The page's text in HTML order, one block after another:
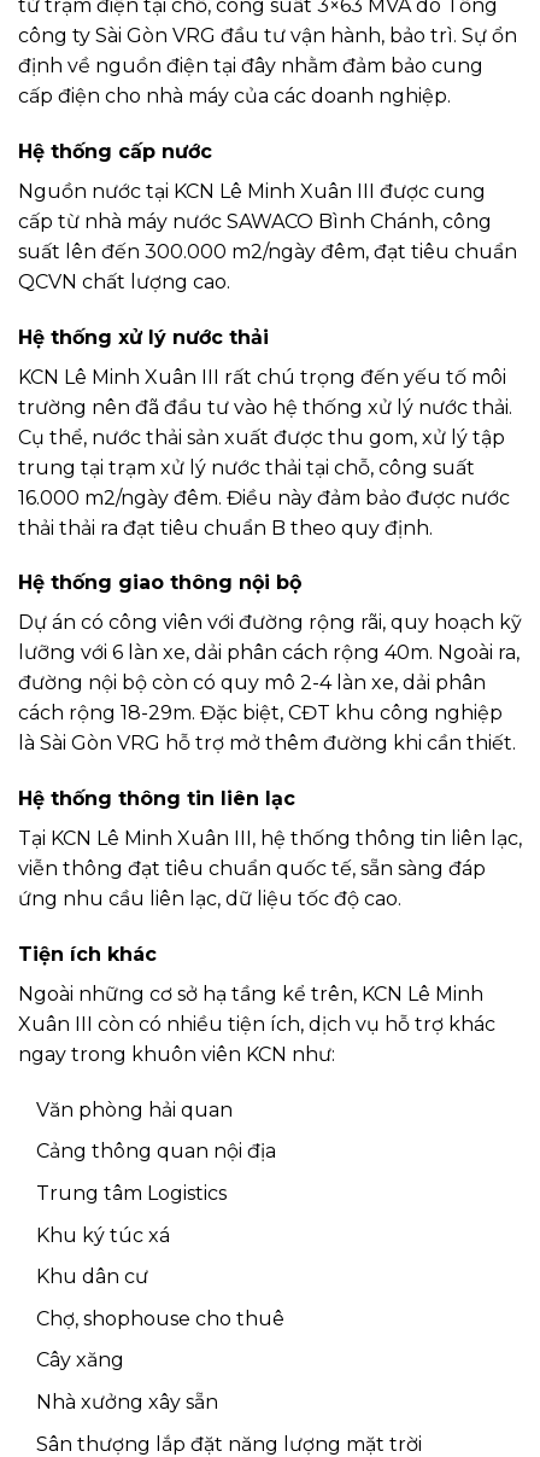
từ trạm điện tại chỗ, công suất 3×63 MVA do Tổng
công ty Sài Gòn VRG đầu tư vận hành, bảo trì. Sự ổn
định về nguồn điện tại đây nhằm đảm bảo cung
cấp điện cho nhà máy của các doanh nghiệp.
Hệ thống cấp nước
Nguồn nước tại KCN Lê Minh Xuân III được cung
cấp từ nhà máy nước SAWACO Bình Chánh, công
suất lên đến 300.000 m2/ngày đêm, đạt tiêu chuẩn
QCVN chất lượng cao.
Hệ thống xử lý nước thải
KCN Lê Minh Xuân III rất chú trọng đến yếu tố môi
trường nên đã đầu tư vào hệ thống xử lý nước thải.
Cụ thể, nước thải sản xuất được thu gom, xử lý tập
trung tại trạm xử lý nước thải tại chỗ, công suất
16.000 m2/ngày đêm. Điều này đảm bảo được nước
thải thải ra đạt tiêu chuẩn B theo quy định.
Hệ thống giao thông nội bộ
Dự án có công viên với đường rộng rãi, quy hoạch kỹ
lưỡng với 6 làn xe, dải phân cách rộng 40m. Ngoài ra,
đường nội bộ còn có quy mô 2-4 làn xe, dải phân
cách rộng 18-29m. Đặc biệt, CĐT khu công nghiệp
là Sài Gòn VRG hỗ trợ mở thêm đường khi cần thiết.
Hệ thống thông tin liên lạc
Tại KCN Lê Minh Xuân III, hệ thống thông tin liên lạc,
viễn thông đạt tiêu chuẩn quốc tế, sẵn sàng đáp
ứng nhu cầu liên lạc, dữ liệu tốc độ cao.
Tiện ích khác
Ngoài những cơ sở hạ tầng kể trên, KCN Lê Minh
Xuân III còn có nhiều tiện ích, dịch vụ hỗ trợ khác
ngay trong khuôn viên KCN như:
Văn phòng hải quan
Cảng thông quan nội địa
Trung tâm Logistics
Khu ký túc xá
Khu dân cư
Chợ, shophouse cho thuê
Cây xăng
Nhà xưởng xây sẵn
Sân thượng lắp đặt năng lượng mặt trời